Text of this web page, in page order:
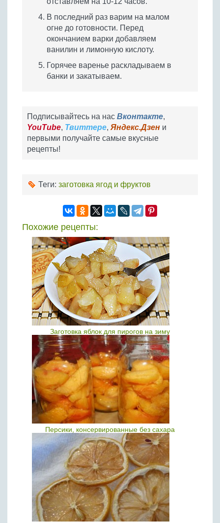
В последний раз варим на малом
огне до готовности. Перед
окончанием варки добавляем
ванилин и лимонную кислоту.
Горячее варенье раскладываем в
банки и закатываем.
Подписывайтесь на нас Вконтакте,
YouTube, Твиттере, Яндекс.Дзен и
первыми получайте самые вкусные
рецепты!
Теги: заготовка ягод и фруктов
Похожие рецепты:
Заготовка яблок для пирогов на зиму
Персики, консервированные без сахара